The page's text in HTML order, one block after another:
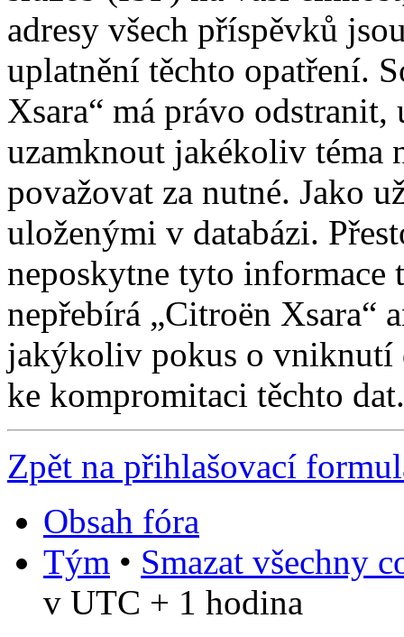
adresy všech příspěvků
uplatnění těchto opatření.
Xsara“ má právo
uzamknout jakékoliv téma
považovat za nutné. Jako
uloženými v databázi.
neposkytne tyto informace
nepřebírá „Citroën Xsara“
jakýkoliv pokus o vniknutí
ke kompromitaci těchto dat.
Zpět na přihlašovací
Obsah fóra
Tým • Smazat všechny
v UTC + 1 hodina